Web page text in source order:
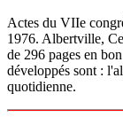
Actes du VIIe
1976. Albertville,
de 296 pages en
développés sont :
quotidienne.